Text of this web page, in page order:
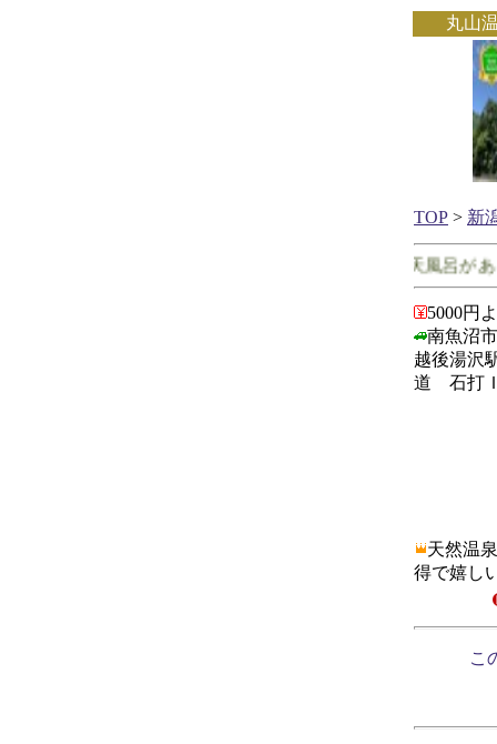
丸山
TOP > 新
新潟県で客室に露天風呂があ
5000円
南魚沼
越後湯沢
道 石打
天然温
得で嬉し
こ